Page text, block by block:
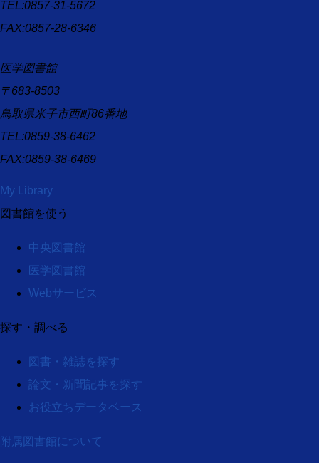
TEL:0857-31-5672
FAX:0857-28-6346
医学図書館
〒683-8503
鳥取県米子市西町86番地
TEL:0859-38-6462
FAX:0859-38-6469
My Library
図書館を使う
中央図書館
医学図書館
Webサービス
探す・調べる
図書・雑誌を探す
論文・新聞記事を探す
お役立ちデータベース
附属図書館について